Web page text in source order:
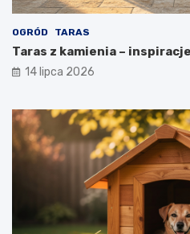
OGRÓD TARAS
Taras z kamienia –
14 lipca 2026